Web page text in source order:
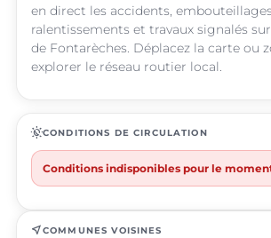
en direct les accidents, embouteillages,
ralentissements et travaux signalés
de Fontarèches. Déplacez la carte ou
explorer le réseau routier local.
routineCONDITIONS DE CIRCULATION
Conditions indisponibles pour le
near_meCOMMUNES VOISINES